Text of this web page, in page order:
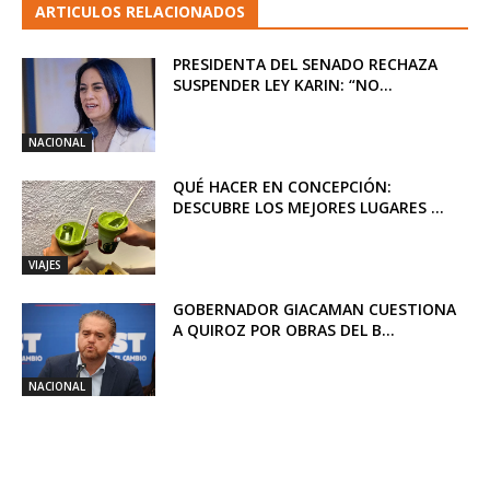
ARTICULOS RELACIONADOS
NACIONAL
PRESIDENTA DEL SENADO RECHAZA
SUSPENDER LEY KARIN: “NO...
VIAJES
QUÉ HACER EN CONCEPCIÓN:
DESCUBRE LOS MEJORES LUGARES ...
NACIONAL
GOBERNADOR GIACAMAN CUESTIONA
A QUIROZ POR OBRAS DEL B...